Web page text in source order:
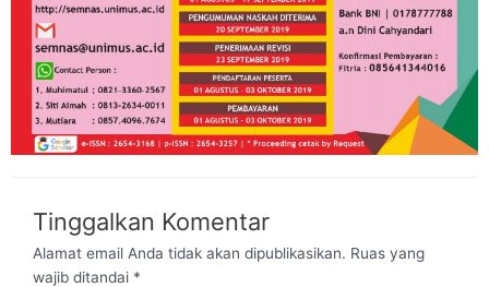
Tinggalkan Komentar
Alamat email Anda tidak akan dipublikasikan. Ruas yang
wajib ditandai *